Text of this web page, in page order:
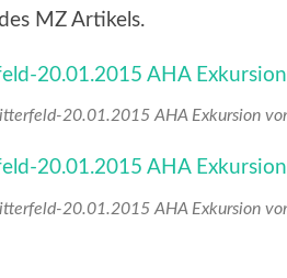
MZ Artikels.
20.01.2015 AHA Exkursion
20.01.2015 AHA Exkursion